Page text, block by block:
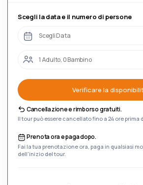
Scegli la data e il numero di persone
Scegli Data
1 Adulto, 0 Bambino
Verificare la
Cancellazione e rimborso gratuiti.
Il tour può essere cancellato fino a 24 ore prima
Prenota ora e paga dopo.
Fai la tua prenotazione ora, paga in qualsiasi
dell'inizio del tour.